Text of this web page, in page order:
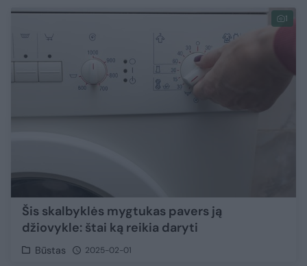
1
Šis skalbyklės mygtukas pavers ją
džiovykle: štai ką reikia daryti
Būstas 2025-02-01